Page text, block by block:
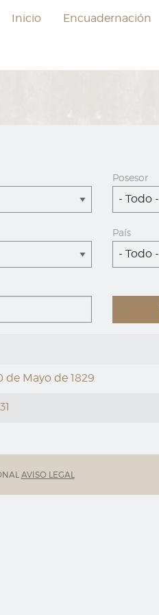
Inicio Encuadernación
Posesor
- Todo -
País
- Todo -
Mayo de 1829
AVISO LEGAL